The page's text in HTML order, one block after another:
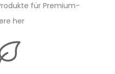
für Premium-
her